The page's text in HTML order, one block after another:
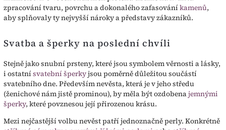
zpracování tvaru, povrchu a dokonalého zafasování kamenů,
aby splňovaly ty nejvyšší nároky a představy zákazníků.
Svatba a šperky na poslední chvíli
Stejně jako snubní prsteny, které jsou symbolem věrnosti a lásky,
i ostatní svatební šperkyjsou poměrně důležitou součástí
svatebního dne. Především nevěsta, která je v jeho středu
(ženichové nám jistě prominou), by měla být ozdobenajemnými
šperky, které povznesou její přirozenou krásu.
Mezi nejčastější volbu nevěst patří jednoznačně perly. Konkrétně